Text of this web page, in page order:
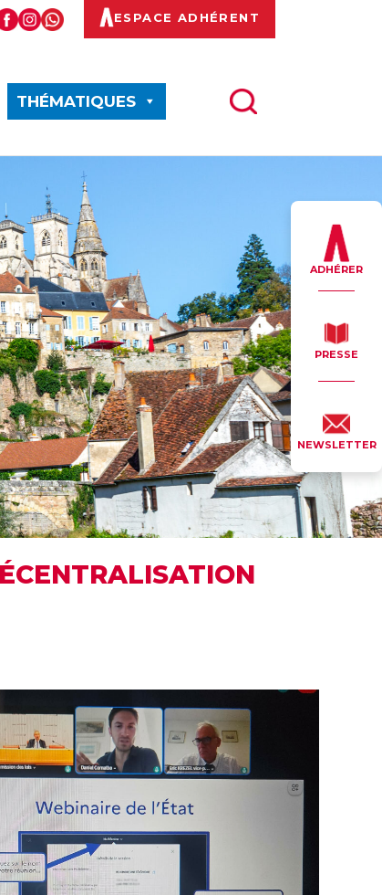
ESPACE ADHÉRENT
THÉMATIQUES
ADHÉRER
PRESSE
NEWSLETTER